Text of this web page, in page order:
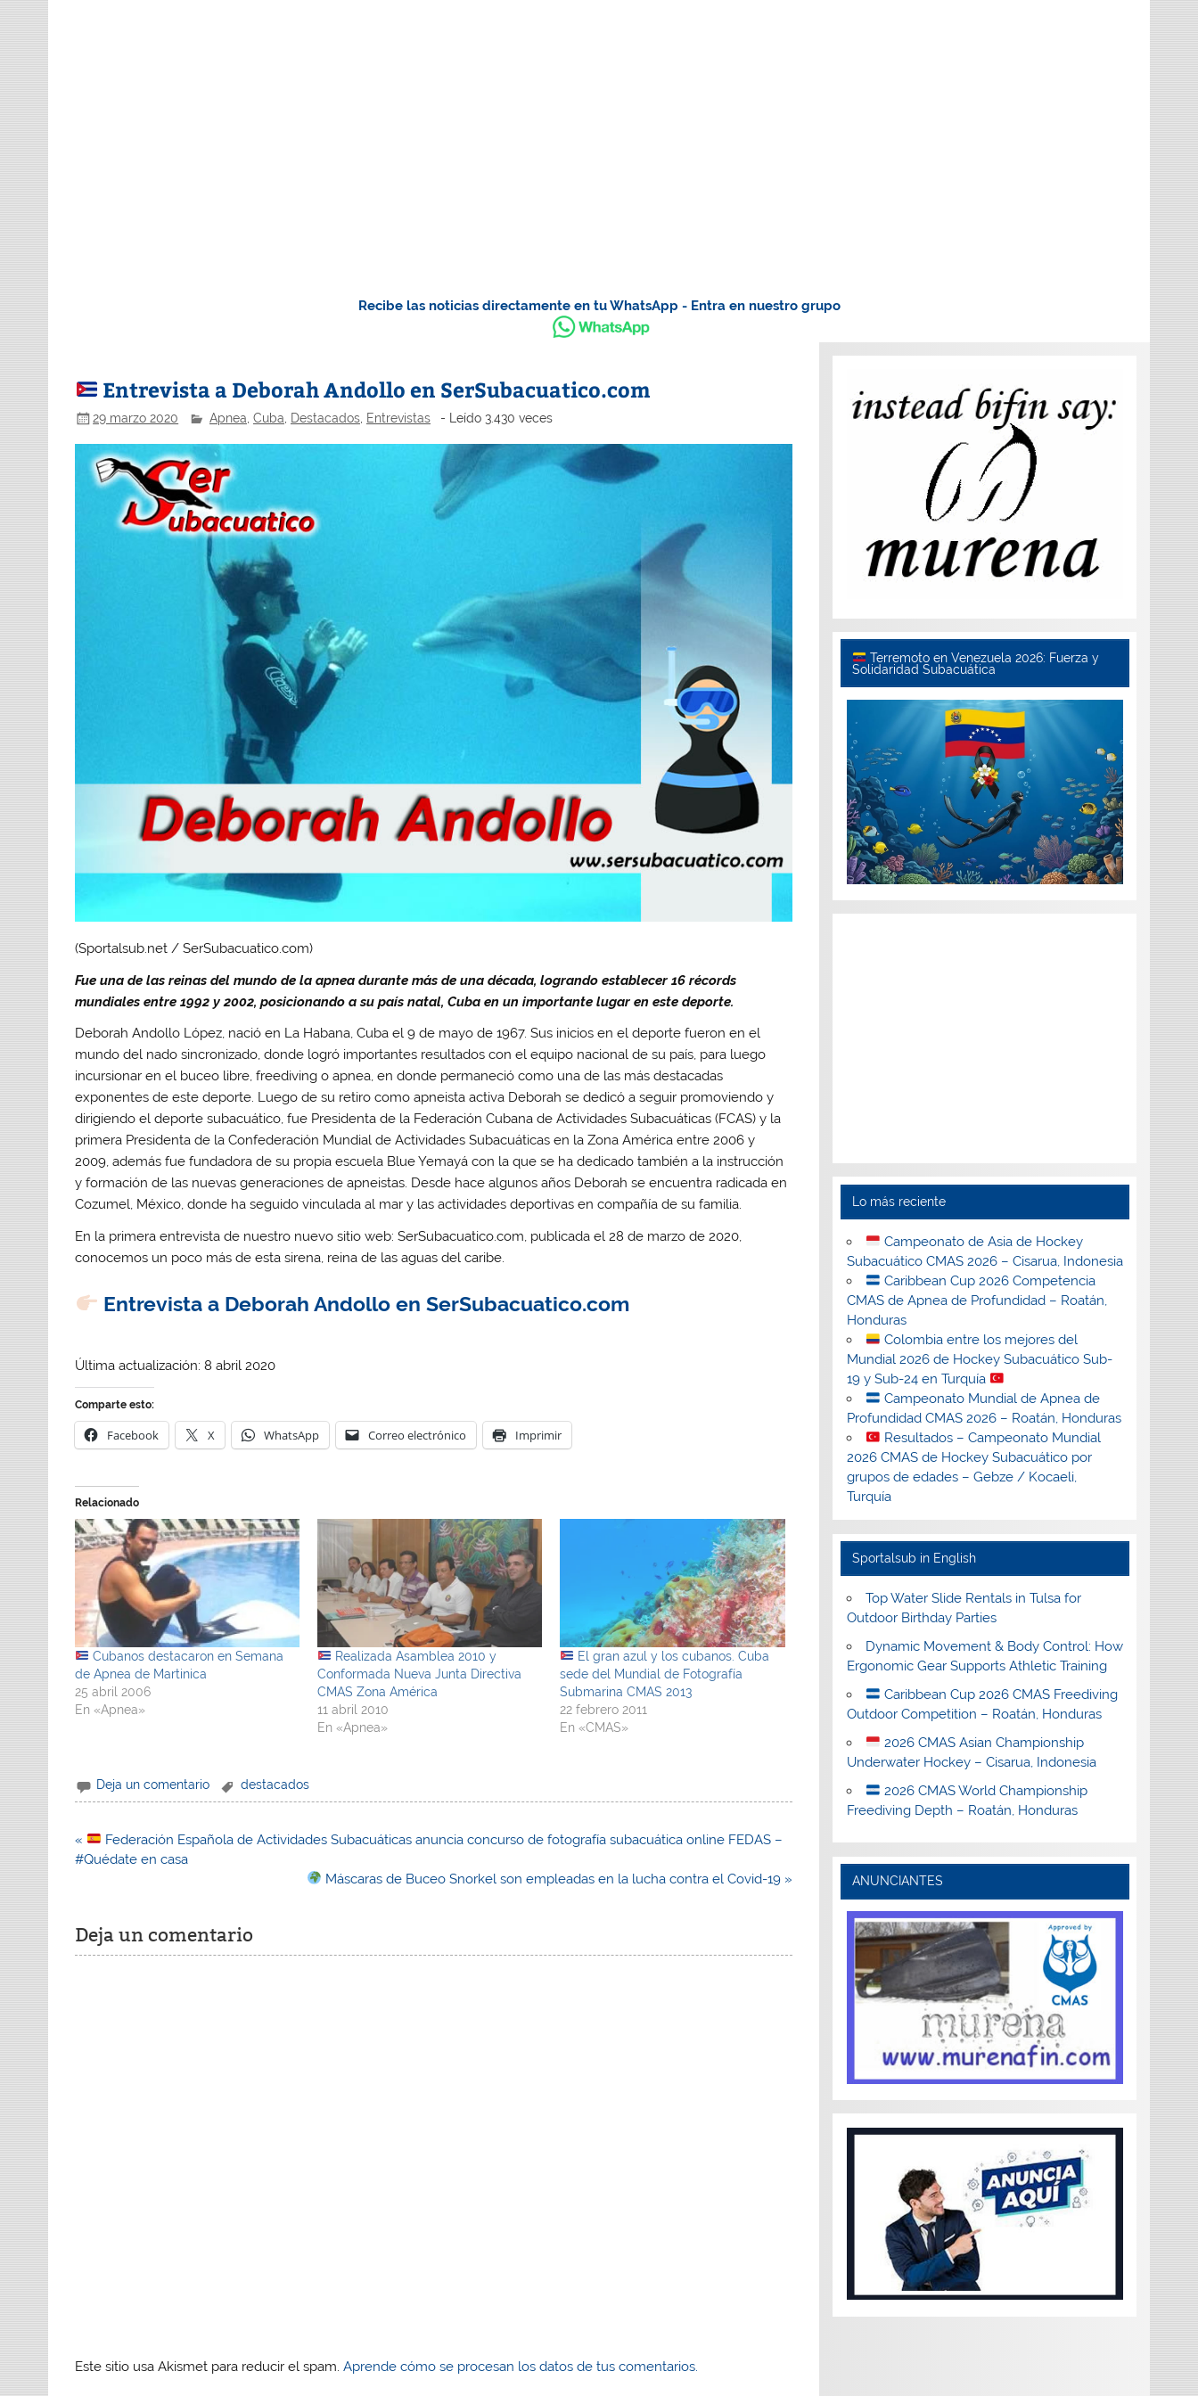
Recibe las noticias directamente en tu WhatsApp - Entra en nuestro grupo
Entrevista a Deborah Andollo en SerSubacuatico.com
29 marzo 2020 Apnea Cuba Destacados, Entrevistas - Leído 3.430 veces
(Sportalsub.net / SerSubacuatico.com)
Fue una de las reinas del mundo de la apnea durante más de una década, logrando establecer 16 récords
mundiales entre 1992 y 2002, posicionando a su país natal, Cuba en un importante lugar en este deporte.
Deborah Andollo López, nació en La Habana, Cuba el 9 de mayo de 1967. Sus inicios en el deporte fueron en el
mundo del nado sincronizado, donde logró importantes resultados con el equipo nacional de su país, para luego
incursionar en el buceo libre, freediving o apnea, en donde permaneció como una de las más destacadas
exponentes de este deporte. Luego de su retiro como apneista activa Deborah se dedicó a seguir promoviendo y
dirigiendo el deporte subacuático, fue Presidenta de la Federación Cubana de Actividades Subacuáticas (FCAS) y la
primera Presidenta de la Confederación Mundial de Actividades Subacuáticas en la Zona América entre 2006 y
2009, además fue fundadora de su propia escuela Blue Yemayá con la que se ha dedicado también a la instrucción
y formación de las nuevas generaciones de apneistas. Desde hace algunos años Deborah se encuentra radicada en
Cozumel, México, donde ha seguido vinculada al mar y las actividades deportivas en compañía de su familia.
En la primera entrevista de nuestro nuevo sitio web: SerSubacuatico.com, publicada el 28 de marzo de 2020,
conocemos un poco más de esta sirena, reina de las aguas del caribe.
Entrevista a Deborah Andollo en SerSubacuatico.com
Última actualización: 8 abril 2020
Comparte esto:
Facebook X WhatsApp Correo electrónico Imprimir
Relacionado
Cubanos destacaron en Semana
de Apnea de Martinica
25 abril 2006
En «Apnea»
Realizada Asamblea 2010 y
Conformada Nueva Junta Directiva
CMAS Zona América
11 abril 2010
En «Apnea»
El gran azul y los cubanos. Cuba
sede del Mundial de Fotografía
Submarina CMAS 2013
22 febrero 2011
En «CMAS»
Deja un comentario destacados
Navegación
de
«
Federación Española de Actividades Subacuáticas anuncia concurso de fotografía subacuática online FEDAS –
#Quédate en casa
Máscaras de Buceo Snorkel son empleadas en la lucha contra el Covid-19 »
Deja un comentario
Este sitio usa Akismet para reducir el spam.Aprende cómo se procesan los datos de tus comentarios.
Terremoto en Venezuela 2026: Fuerza y
Solidaridad Subacuática
Lo más reciente
Campeonato de Asia de Hockey
Subacuático CMAS 2026 – Cisarua, Indonesia
Caribbean Cup 2026 Competencia
CMAS de Apnea de Profundidad – Roatán,
Honduras
Colombia entre los mejores del
Mundial 2026 de Hockey Subacuático Sub-
19 y Sub-24 en Turquía
Campeonato Mundial de Apnea de
Profundidad CMAS 2026 – Roatán, Honduras
Resultados – Campeonato Mundial
2026 CMAS de Hockey Subacuático por
grupos de edades – Gebze / Kocaeli,
Turquía
Sportalsub in English
Top Water Slide Rentals in Tulsa for
Outdoor Birthday Parties
Dynamic Movement & Body Control: How
Ergonomic Gear Supports Athletic Training
Caribbean Cup 2026 CMAS Freediving
Outdoor Competition – Roatán, Honduras
2026 CMAS Asian Championship
Underwater Hockey – Cisarua, Indonesia
2026 CMAS World Championship
Freediving Depth – Roatán, Honduras
ANUNCIANTES